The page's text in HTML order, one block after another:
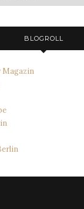
BLOGROLL
Magazin